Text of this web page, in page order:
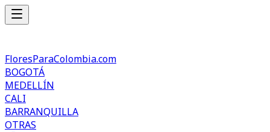
FloresParaColombia.com
BOGOTÁ
MEDELLÍN
CALI
BARRANQUILLA
OTRAS